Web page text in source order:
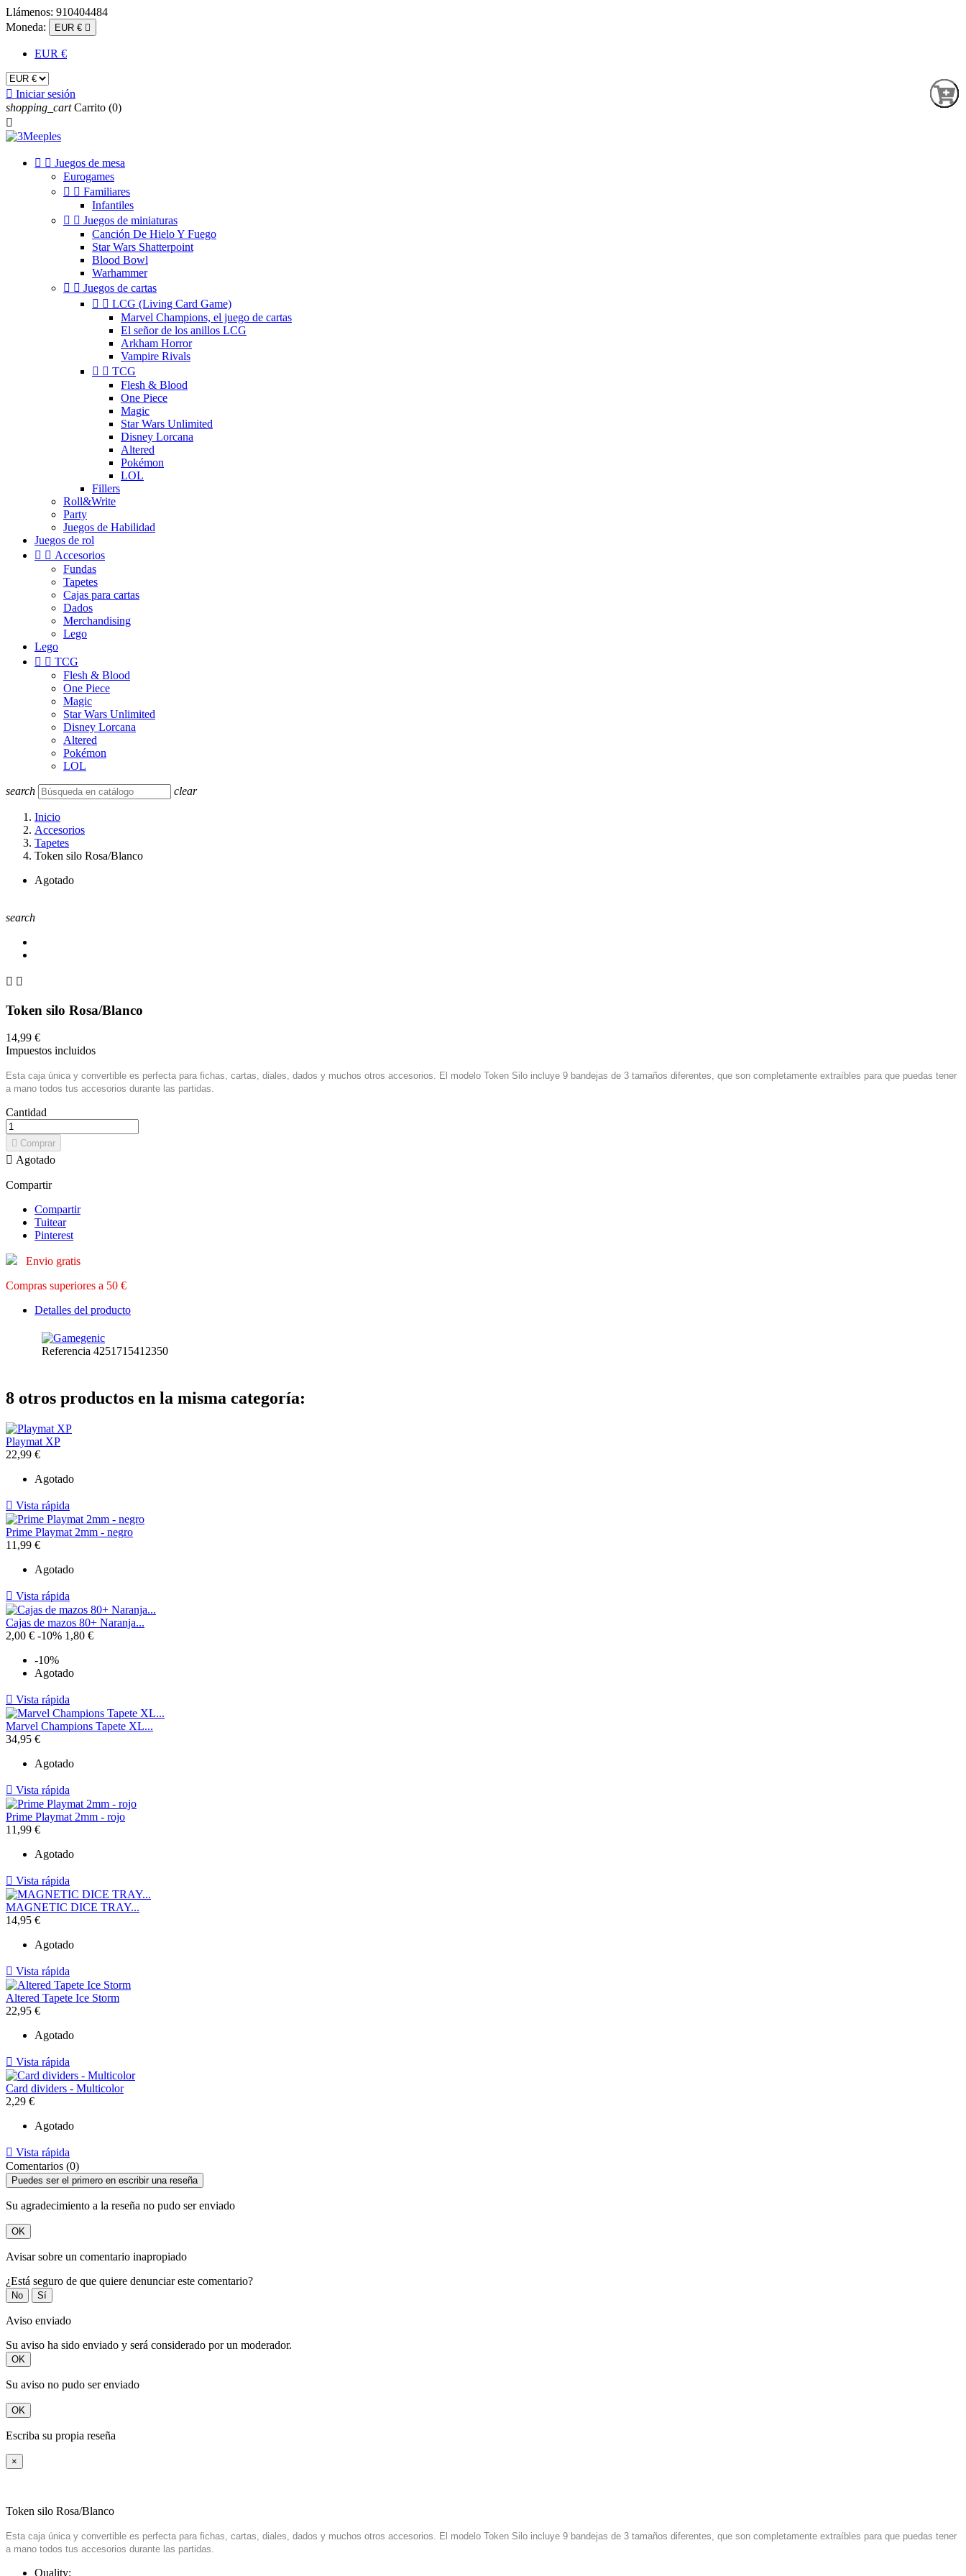
Llámenos: 910404484
Moneda:
EUR € 
EUR €
 Iniciar sesión
shopping_cart Carrito (0)

  Juegos de mesa
Eurogames
  Familiares
Infantiles
  Juegos de miniaturas
Canción De Hielo Y Fuego
Star Wars Shatterpoint
Blood Bowl
Warhammer
  Juegos de cartas
  LCG (Living Card Game)
Marvel Champions, el juego de cartas
El señor de los anillos LCG
Arkham Horror
Vampire Rivals
  TCG
Flesh & Blood
One Piece
Magic
Star Wars Unlimited
Disney Lorcana
Altered
Pokémon
LOL
Fillers
Roll&Write
Party
Juegos de Habilidad
Juegos de rol
  Accesorios
Fundas
Tapetes
Cajas para cartas
Dados
Merchandising
Lego
Lego
  TCG
Flesh & Blood
One Piece
Magic
Star Wars Unlimited
Disney Lorcana
Altered
Pokémon
LOL
search clear
Inicio
Accesorios
Tapetes
Token silo Rosa/Blanco
Agotado
search
 
Token silo Rosa/Blanco
14,99 €
Impuestos incluidos
Esta caja única y convertible es perfecta para fichas, cartas, diales, dados y muchos otros accesorios. El modelo Token Silo incluye 9 bandejas de 3 tamaños diferentes, que son completamente extraíbles para que puedas tener
a mano todos tus accesorios durante las partidas.
Cantidad
 Comprar
 Agotado
Compartir
Compartir
Tuitear
Pinterest
Envio gratis
Compras superiores a 50 €
Detalles del producto
Referencia 4251715412350
8 otros productos en la misma categoría:
Playmat XP
22,99 €
Agotado
 Vista rápida
Prime Playmat 2mm - negro
11,99 €
Agotado
 Vista rápida
Cajas de mazos 80+ Naranja...
2,00 € -10% 1,80 €
-10%
Agotado
 Vista rápida
Marvel Champions Tapete XL...
34,95 €
Agotado
 Vista rápida
Prime Playmat 2mm - rojo
11,99 €
Agotado
 Vista rápida
MAGNETIC DICE TRAY...
14,95 €
Agotado
 Vista rápida
Altered Tapete Ice Storm
22,95 €
Agotado
 Vista rápida
Card dividers - Multicolor
2,29 €
Agotado
 Vista rápida
Comentarios (0)
Puedes ser el primero en escribir una reseña
Su agradecimiento a la reseña no pudo ser enviado
OK
Avisar sobre un comentario inapropiado
¿Está seguro de que quiere denunciar este comentario?
No Sí
Aviso enviado
Su aviso ha sido enviado y será considerado por un moderador.
OK
Su aviso no pudo ser enviado
OK
Escriba su propia reseña
×
Token silo Rosa/Blanco
Esta caja única y convertible es perfecta para fichas, cartas, diales, dados y muchos otros accesorios. El modelo Token Silo incluye 9 bandejas de 3 tamaños diferentes, que son completamente extraíbles para que puedas tener
a mano todos tus accesorios durante las partidas.
Quality: